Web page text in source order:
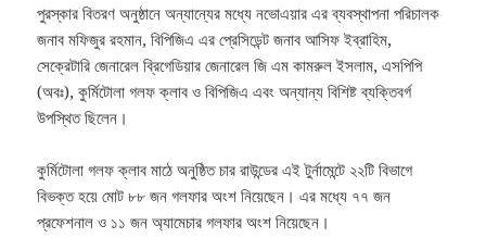
পুরস্কার বিতরণ অনুষ্ঠানে অন্যান্যের মধ্যে নভোএয়ার এর ব্যবস্থাপনা পরিচালক
জনাব মফিজুর রহমান, বিপিজিএ এর প্রেসিডেন্ট জনাব আসিফ ইব্রাহিম,
সেক্রেটারি জেনারেল ব্রিগেডিয়ার জেনারেল জি এম কামরুল ইসলাম, এসপিপি
(অবঃ), কুর্মিটোলা গলফ ক্লাব ও বিপিজিএ এবং অন্যান্য বিশিষ্ট ব্যক্তিবর্গ
উপস্থিত ছিলেন।
কুর্মিটোলা গলফ ক্লাব মাঠে অনুষ্ঠিত চার রাউন্ডের এই টুর্নামেন্টে ২২টি বিভাগে
বিভক্ত হয়ে মোট ৮৮ জন গলফার অংশ নিয়েছেন। এর মধ্যে ৭৭ জন
প্রফেশনাল ও ১১ জন অ্যামেচার গলফার অংশ নিয়েছেন।